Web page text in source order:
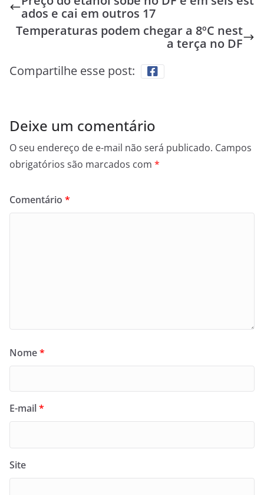
ados e cai em outros 17
Temperaturas podem chegar a 8ºC nest
a terça no DF
Compartilhe esse post:
Deixe um comentário
O seu endereço de e-mail não será publicado. Campos
obrigatórios são marcados com *
Comentário *
Nome*
E-mail*
Site